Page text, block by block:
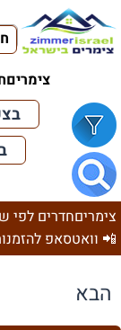
צימרים
צימריםחדרים לפי
📲 וואטסאפ
הבא